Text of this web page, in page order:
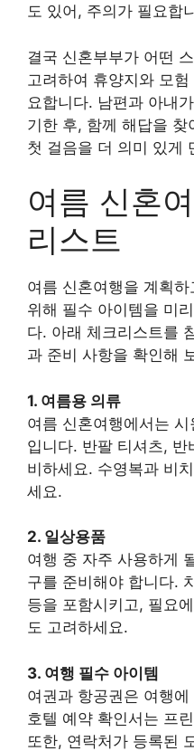
도 있어, 주의가 필요합
결국 신혼부부가 어떤
고려하여 휴양지와 모
요합니다. 남편과 아내
기한 후, 함께 해답을 찾
첫 걸음을 더 의미 있게
여름 신혼
리스트
여름 신혼여행을 계획
위해 필수 아이템을 미
다. 아래 체크리스트를
과 준비 사항을 확인해
1. 여름용 의류
여름 신혼여행에서는
입니다. 반팔 티셔츠,
비하세요. 수영복과 비
세요.
2. 일상용품
여행 중 자주 사용하게
구를 준비해야 합니다.
등을 포함시키고, 필요
도 고려하세요.
3. 여행 필수 아이템
여권과 항공권은 여행
호텔 예약 확인서는 프
또한, 연락처가 등록된